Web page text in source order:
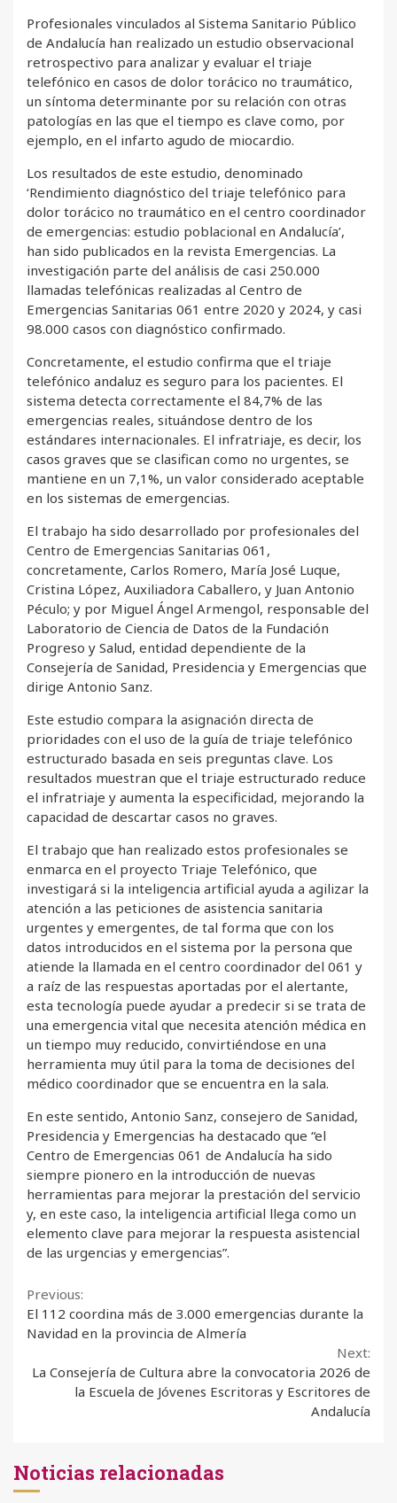
Profesionales vinculados al Sistema Sanitario Público
de Andalucía han realizado un estudio observacional
retrospectivo para analizar y evaluar el triaje
telefónico en casos de dolor torácico no traumático,
un síntoma determinante por su relación con otras
patologías en las que el tiempo es clave como, por
ejemplo, en el infarto agudo de miocardio.
Los resultados de este estudio, denominado
‘Rendimiento diagnóstico del triaje telefónico para
dolor torácico no traumático en el centro coordinador
de emergencias: estudio poblacional en Andalucía’,
han sido publicados en la revista Emergencias. La
investigación parte del análisis de casi 250.000
llamadas telefónicas realizadas al Centro de
Emergencias Sanitarias 061 entre 2020 y 2024, y casi
98.000 casos con diagnóstico confirmado.
Concretamente, el estudio confirma que el triaje
telefónico andaluz es seguro para los pacientes. El
sistema detecta correctamente el 84,7% de las
emergencias reales, situándose dentro de los
estándares internacionales. El infratriaje, es decir, los
casos graves que se clasifican como no urgentes, se
mantiene en un 7,1%, un valor considerado aceptable
en los sistemas de emergencias.
El trabajo ha sido desarrollado por profesionales del
Centro de Emergencias Sanitarias 061,
concretamente, Carlos Romero, María José Luque,
Cristina López, Auxiliadora Caballero, y Juan Antonio
Péculo; y por Miguel Ángel Armengol, responsable del
Laboratorio de Ciencia de Datos de la Fundación
Progreso y Salud, entidad dependiente de la
Consejería de Sanidad, Presidencia y Emergencias que
dirige Antonio Sanz.
Este estudio compara la asignación directa de
prioridades con el uso de la guía de triaje telefónico
estructurado basada en seis preguntas clave. Los
resultados muestran que el triaje estructurado reduce
el infratriaje y aumenta la especificidad, mejorando la
capacidad de descartar casos no graves.
El trabajo que han realizado estos profesionales se
enmarca en el proyecto Triaje Telefónico, que
investigará si la inteligencia artificial ayuda a agilizar la
atención a las peticiones de asistencia sanitaria
urgentes y emergentes, de tal forma que con los
datos introducidos en el sistema por la persona que
atiende la llamada en el centro coordinador del 061 y
a raíz de las respuestas aportadas por el alertante,
esta tecnología puede ayudar a predecir si se trata de
una emergencia vital que necesita atención médica en
un tiempo muy reducido, convirtiéndose en una
herramienta muy útil para la toma de decisiones del
médico coordinador que se encuentra en la sala.
En este sentido, Antonio Sanz, consejero de Sanidad,
Presidencia y Emergencias ha destacado que “el
Centro de Emergencias 061 de Andalucía ha sido
siempre pionero en la introducción de nuevas
herramientas para mejorar la prestación del servicio
y, en este caso, la inteligencia artificial llega como un
elemento clave para mejorar la respuesta asistencial
de las urgencias y emergencias”.
Continue
Reading
Previous:
El 112 coordina más de 3.000 emergencias durante la
Navidad en la provincia de Almería
Next:
La Consejería de Cultura abre la convocatoria 2026 de
la Escuela de Jóvenes Escritoras y Escritores de
Andalucía
Noticias relacionadas